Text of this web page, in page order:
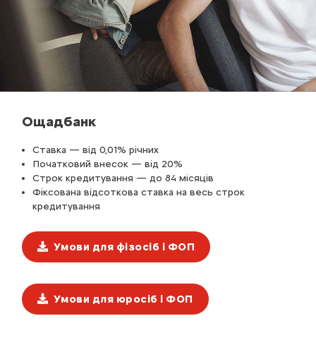
Ощадбанк
Ставка — від 0,01% річних
Початковий внесок — від 20%
Строк кредитування — до 84 місяців
Фіксована відсоткова ставка на весь строк
кредитування
Умови для фізосіб і ФОП
Умови для юросіб і ФОП